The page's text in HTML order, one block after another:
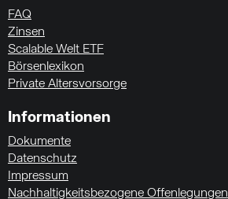
FAQ
Zinsen
Scalable Welt ETF
Börsenlexikon
Private Altersvorsorge
Informationen
Dokumente
Datenschutz
Impressum
Nachhaltigkeitsbezogene Offenlegungen